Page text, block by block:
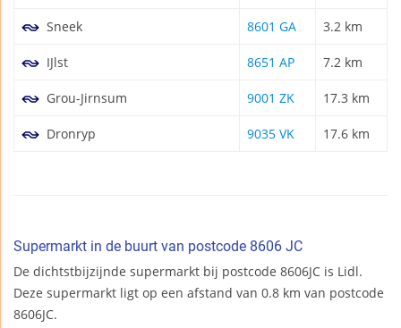
Sneek 8601 GA 3.2 km
IJlst 8651 AP 7.2 km
Grou-Jirnsum 9001 ZK 17.3 km
Dronryp 9035 VK 17.6 km
Supermarkt in de buurt van postcode 8606 JC
De dichtstbijzijnde supermarkt bij postcode 8606JC is Lidl.
Deze supermarkt ligt op een afstand van 0.8 km van postcode
8606JC.